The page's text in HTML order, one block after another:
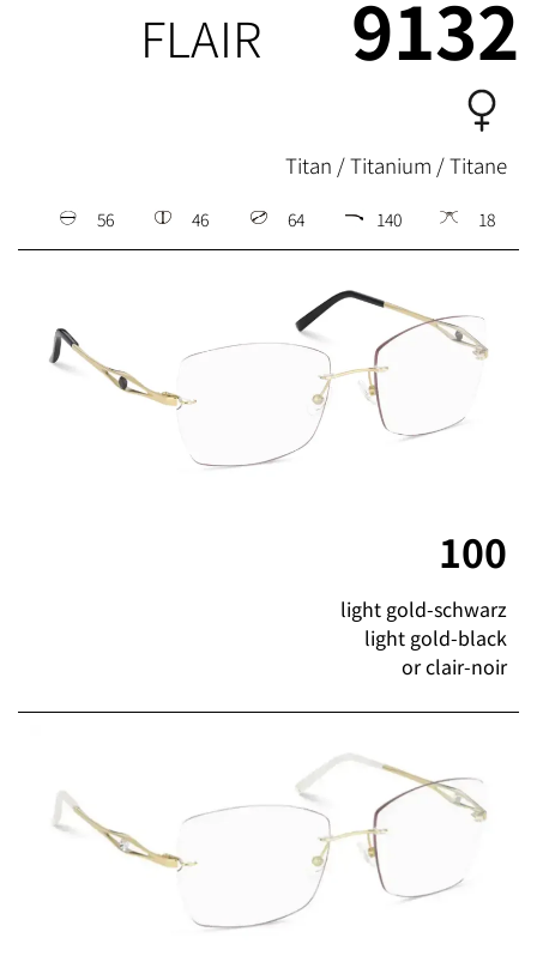
FLAIR 9132
Titan / Titanium / Titane
56 46 64 140 18
100
light gold-schwarz
light gold-black
or clair-noir